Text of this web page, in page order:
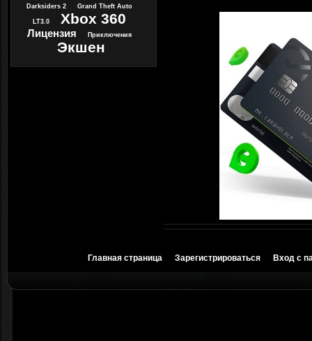
Darksiders 2
Grand Theft Auto
LT3.0 Xbox 360
Лицензия Приключения
Экшен
Главная страница Зарегистрироваться Вход с